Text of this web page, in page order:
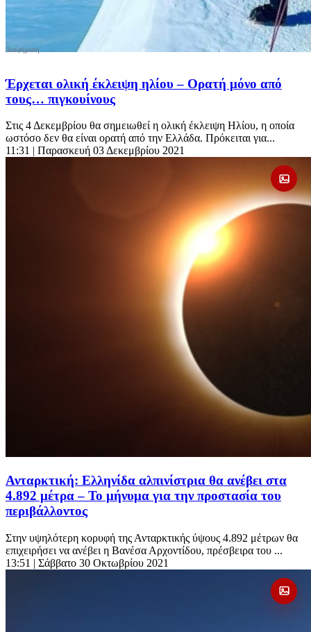
Έρχεται ολική έκλειψη ηλίου – Ορατή μόνο από
τους… πιγκουίνους
Στις 4 Δεκεμβρίου θα σημειωθεί η ολική έκλειψη Ηλίου, η οποία
ωστόσο δεν θα είναι ορατή από την Ελλάδα. Πρόκειται για...
11:31 | Παρασκευή 03 Δεκεμβρίου 2021
Ανταρκτική: Ελληνίδα αλπινίστρια θα ανέβει στα
4.892 μέτρα – Το μήνυμα για την προστασία του
περιβάλλοντος
Στην υψηλότερη κορυφή της Ανταρκτικής ύψους 4.892 μέτρων θα
επιχειρήσει να ανέβει η Βανέσα Αρχοντίδου, πρέσβειρα του ...
13:51 | Σάββατο 30 Οκτωβρίου 2021